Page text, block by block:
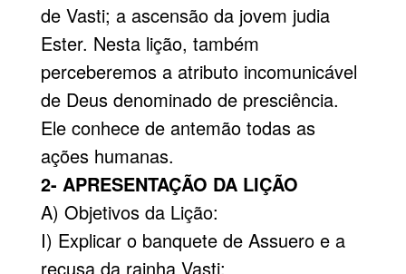
de Vasti; a ascensão da jovem judia
Ester. Nesta lição, também
perceberemos a atributo incomunicável
de Deus denominado de presciência.
Ele conhece de antemão todas as
ações humanas.
2- APRESENTAÇÃO DA LIÇÃO
A) Objetivos da Lição:
I) Explicar o banquete de Assuero e a
recusa da rainha Vasti;